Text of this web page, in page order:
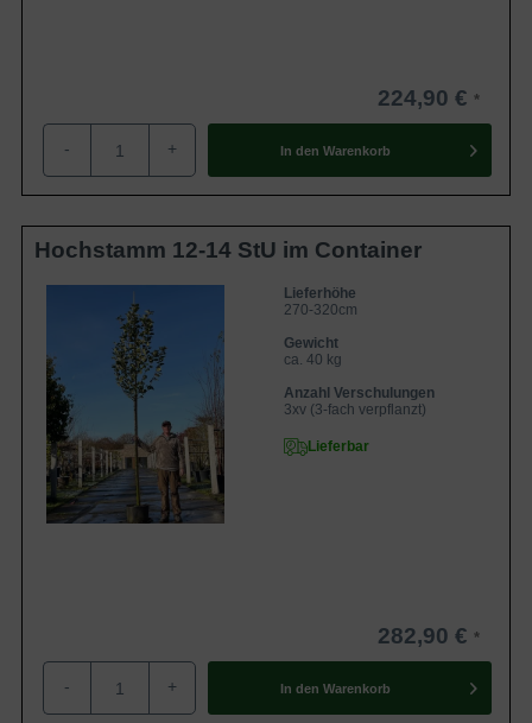
224,90 €
- + In den Warenkorb
Hochstamm 12-14 StU im Container
Lieferhöhe
270-320cm
Gewicht
ca. 40 kg
Anzahl Verschulungen
3xv (3-fach verpflanzt)
Lieferbar
282,90 €
- + In den Warenkorb